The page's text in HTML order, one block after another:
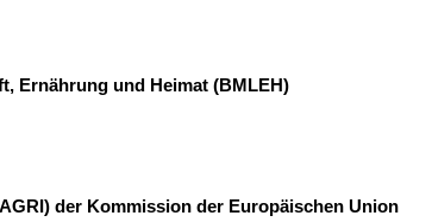
Ernährung und Heimat (BMLEH)
der Kommission der Europäischen Union